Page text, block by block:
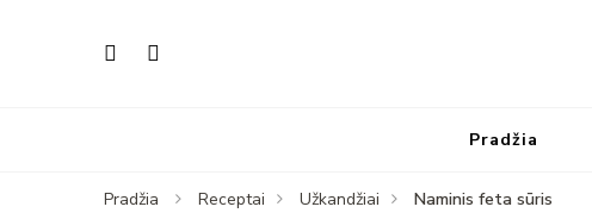
Pradžia
Pradžia Receptai Užkandžiai Naminis feta sūris